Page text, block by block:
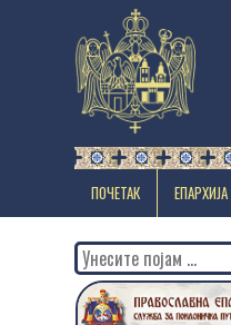
ПОЧЕТАК ЕПАРХИЈА
Search
for: